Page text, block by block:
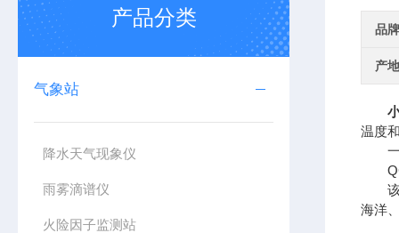
产品分类
气象站
降水天气现象仪
雨雾滴谱仪
火险因子监测站
品牌
产
温度
一
该设
海洋